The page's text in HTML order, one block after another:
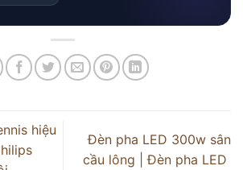
hiệu
Đèn pha LED 300w sân
cầu lông | Đèn pha LED